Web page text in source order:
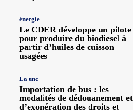
énergie
Le CDER développe un pilote
pour produire du biodiesel à
partir d’huiles de cuisson
usagées
La une
Importation de bus : les
modalités de dédouanement et
d’exonération des droits et